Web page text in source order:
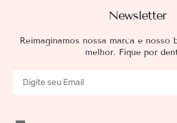
Newsletter
Reimaginamos nossa marca e nosso
melhor. Fique por